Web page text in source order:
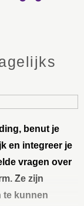
benut je
en integreer je
vragen over
Ze zijn
te kunnen